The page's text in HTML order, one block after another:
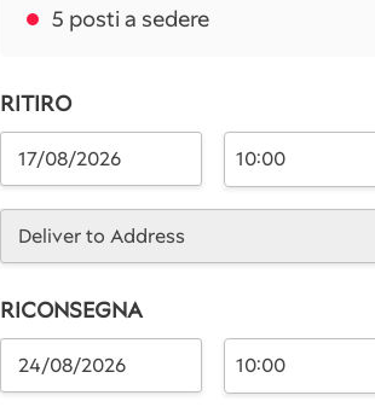
5 posti a sedere
RITIRO
10:00
Deliver to Address
RICONSEGNA
10:00